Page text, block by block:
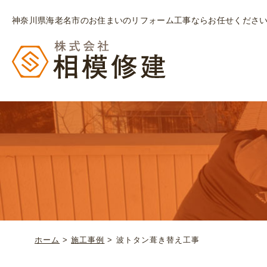
神奈川県海老名市のお住まいのリフォーム工事ならお任せくださ
ホーム >施工事例 > 波トタン葺き替え工事